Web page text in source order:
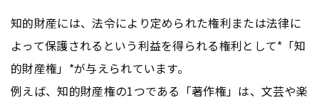
知的財産には、法令により定められた権利または法律に
よって保護されるという利益を得られる権利として*「知
的財産権」*が与えられています。
例えば、知的財産権の1つである「著作権」は、文芸や楽